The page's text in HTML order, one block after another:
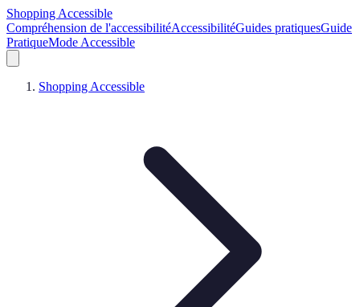
Shopping Accessible
Compréhension de l'accessibilitéAccessibilitéGuides pratiquesGuide
PratiqueMode Accessible
Shopping Accessible